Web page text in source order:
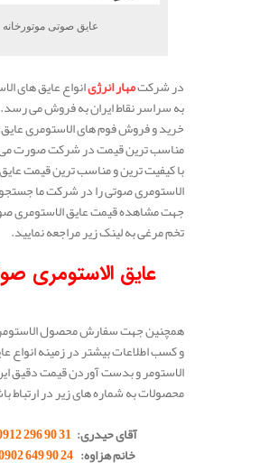
عایق صوتی موتورخانه
در شرکتمهار انرژیانواع عایق های
به سراسر نقاط ایران به فروش می رسد.
خرید و فروش فوم های الاستومری
مناسب ترین قیمت در شرکت صورت می
با کیفیت ترین و مناسب ترین قیمت عایق
الاستومری صوتی را در شرکت ما
جهت مشاهده قیمت عایق الاستومری
تخم مرغی به لینک زیر مراجعه نمایید.
عایق الاستومری
همچنین جهت سفارش محصول
و کسب اطلاعات بیشتر در زمینه انواع
الاستومر و بدست آوردن قیمت دقیق
محصولات به شماره های زیر در ارتباط
آقای حیدری: 31 90 296 0912
خانم هزاوه: 24 90 649 0902